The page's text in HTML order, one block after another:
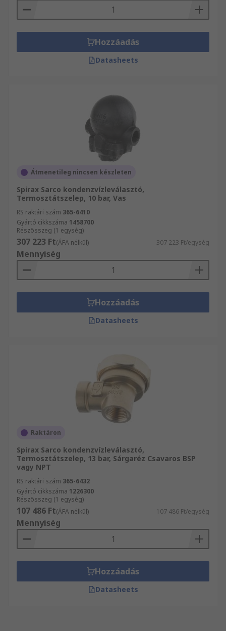
Hozzáadás
Datasheets
Átmenetileg nincsen készleten
Spirax Sarco kondenzvízleválasztó,
Termosztátszelep, 10 bar, Vas
RS raktári szám 365-6410
Gyártó cikkszáma 1458700
Részösszeg (1 egység)
307 223 Ft(ÁFA nélkül) 307 223 Ft/egység
Mennyiség
Hozzáadás
Datasheets
Raktáron
Spirax Sarco kondenzvízleválasztó,
Termosztátszelep, 13 bar, Sárgaréz Csavaros BSP
vagy NPT
RS raktári szám 365-6432
Gyártó cikkszáma 1226300
Részösszeg (1 egység)
107 486 Ft(ÁFA nélkül) 107 486 Ft/egység
Mennyiség
Hozzáadás
Datasheets